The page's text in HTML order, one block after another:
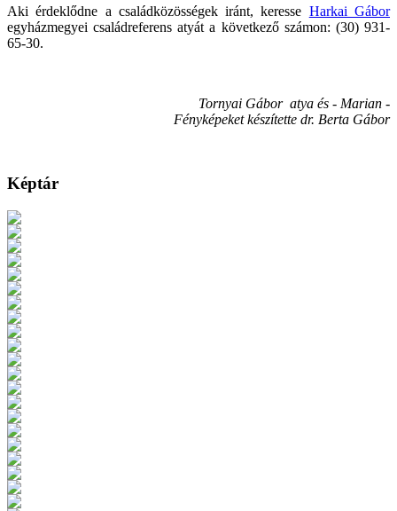
Aki érdeklődne a családközösségek iránt, keresse Harkai Gábor
egyházmegyei családreferens atyát a következő számon: (30) 931-
65-30.
Tornyai Gábor atya és - Marian -
Fényképeket készítette dr. Berta Gábor
Képtár